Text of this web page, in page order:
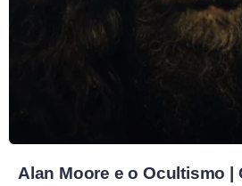
Alan Moore e o Ocultismo |